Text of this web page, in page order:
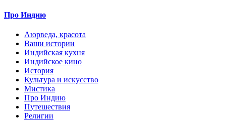
Про Индию
Аюрведа, красота
Ваши истории
Индийская кухня
Индийское кино
История
Культура и искусство
Мистика
Про Индию
Путешествия
Религии